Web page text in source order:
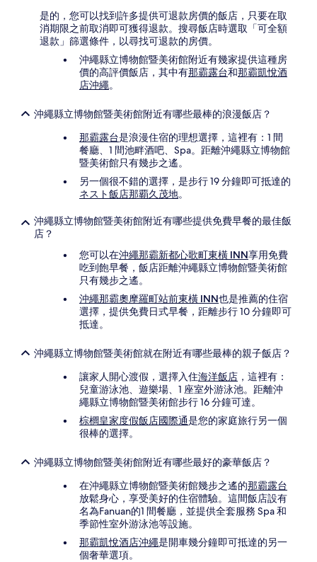
是的，您可以找到許多提供可退款房價的飯店，只要在取
消期限之前取消即可獲得退款。搜尋飯店時選取「可全額
退款」篩選條件，以尋找可退款的房價。
沖繩縣立博物館暨美術館附近有幾家提供這種房
價的高評價飯店，其中有那霸露台和那霸凱悅酒
店沖繩。
沖繩縣立博物館暨美術館附近有哪些最棒的浪漫飯店？
那霸露台是浪漫住宿的理想選擇，這裡有：1 間
餐廳、1 間池畔酒吧、Spa。距離沖繩縣立博物館
暨美術館只有幾步之遙。
另一個很不錯的選擇，是步行 19 分鐘即可抵達的
ネスト飯店那覇久茂地。
沖繩縣立博物館暨美術館附近有哪些提供免費早餐的最佳飯
店？
您可以在沖繩那霸新都心歌町東橫 INN享用免費
吃到飽早餐，飯店距離沖繩縣立博物館暨美術館
只有幾步之遙。
沖繩那霸奧摩羅町站前東橫 INN也是推薦的住宿
選擇，提供免費日式早餐，距離步行 10 分鐘即可
抵達。
沖繩縣立博物館暨美術館就在附近有哪些最棒的親子飯店？
讓家人開心渡假，選擇入住海洋飯店 ，這裡有：
兒童游泳池、遊樂場、1 座室外游泳池。距離沖
繩縣立博物館暨美術館步行 16 分鐘可達。
棕櫚皇家度假飯店國際通是您的家庭旅行另一個
很棒的選擇。
沖繩縣立博物館暨美術館附近有哪些最好的豪華飯店？
在沖繩縣立博物館暨美術館幾步之遙的那霸露台
放鬆身心，享受美好的住宿體驗。這間飯店設有
名為Fanuan的1 間餐廳，並提供全套服務 Spa 和
季節性室外游泳池等設施。
那霸凱悅酒店沖繩是開車幾分鐘即可抵達的另一
個奢華選項。